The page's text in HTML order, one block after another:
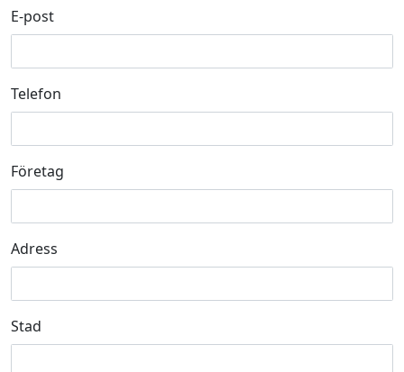
E-post
Telefon
Företag
Adress
Stad